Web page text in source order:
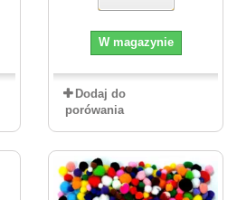
W magazynie
Dodaj do
porówania